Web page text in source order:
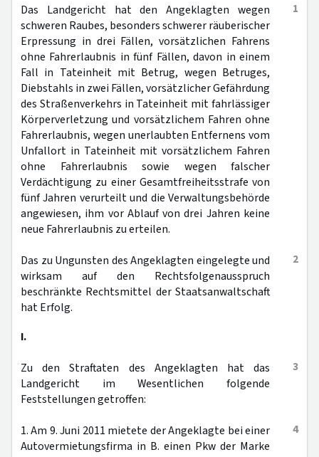
1
Das Landgericht hat den Angeklagten wegen
schweren Raubes, besonders schwerer räuberischer
Erpressung in drei Fällen, vorsätzlichen Fahrens
ohne Fahrerlaubnis in fünf Fällen, davon in einem
Fall in Tateinheit mit Betrug, wegen Betruges,
Diebstahls in zwei Fällen, vorsätzlicher Gefährdung
des Straßenverkehrs in Tateinheit mit fahrlässiger
Körperverletzung und vorsätzlichem Fahren ohne
Fahrerlaubnis, wegen unerlaubten Entfernens vom
Unfallort in Tateinheit mit vorsätzlichem Fahren
ohne Fahrerlaubnis sowie wegen falscher
Verdächtigung zu einer Gesamtfreiheitsstrafe von
fünf Jahren verurteilt und die Verwaltungsbehörde
angewiesen, ihm vor Ablauf von drei Jahren keine
neue Fahrerlaubnis zu erteilen.
2
Das zu Ungunsten des Angeklagten eingelegte und
wirksam auf den Rechtsfolgenausspruch
beschränkte Rechtsmittel der Staatsanwaltschaft
hat Erfolg.
I.
3
Zu den Straftaten des Angeklagten hat das
Landgericht im Wesentlichen folgende
Feststellungen getroffen:
4
1. Am 9. Juni 2011 mietete der Angeklagte bei einer
Autovermietungsfirma in B. einen Pkw der Marke